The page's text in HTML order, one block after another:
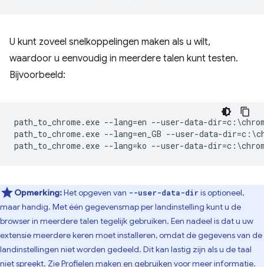
U kunt zoveel snelkoppelingen maken als u wilt,
waardoor u eenvoudig in meerdere talen kunt testen.
Bijvoorbeeld:
path_to_chrome.exe --lang=en --user-data-
path_to_chrome.exe --lang=en_GB --user-data-
Opmerking:Het opgeven van --user-data-dir is optioneel,
maar handig. Met één gegevensmap per landinstelling kunt u de
browser in meerdere talen tegelijk gebruiken. Een nadeel is dat u uw
extensie meerdere keren moet installeren, omdat de gegevens van de
landinstellingen niet worden gedeeld. Dit kan lastig zijn als u de taal
niet spreekt. ZieProfielen maken en gebruiken voor meer informatie.